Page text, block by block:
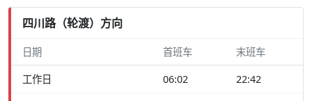
四川路（轮渡）方向
日期 首班车 末班车
工作日 06:02 22:42